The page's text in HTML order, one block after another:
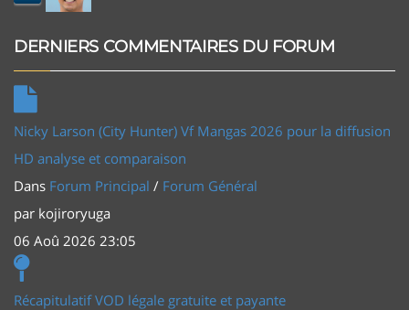
DERNIERS COMMENTAIRES DU FORUM
Nicky Larson (City Hunter) Vf Mangas 2026 pour la diffusion
HD analyse et comparaison
Dans Forum Principal / Forum Général
par kojiroryuga
06 Aoû 2026 23:05
Récapitulatif VOD légale gratuite et payante